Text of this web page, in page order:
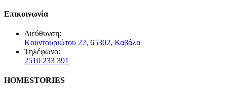
Επικοινωνία
Διεύθυνση:
Κουντουριώτου 22, 65302, Καβάλα
Τηλέφωνο:
2510 233 391
HOMESTORIES